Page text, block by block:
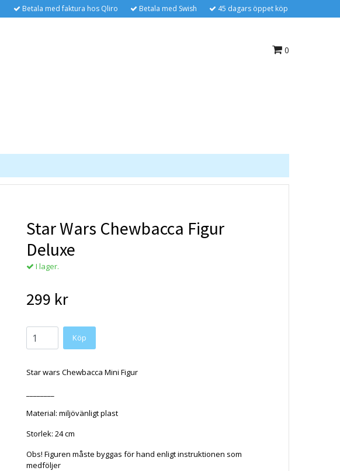
Betala med faktura hos Qliro Betala med Swish 45 dagars öppet köp
0
Star Wars Chewbacca Figur
Deluxe
I lager.
299 kr
Star wars Chewbacca Mini Figur
Material: miljövänligt plast
Storlek: 24 cm
Obs! Figuren måste byggas för hand enligt instruktionen som
medföljer